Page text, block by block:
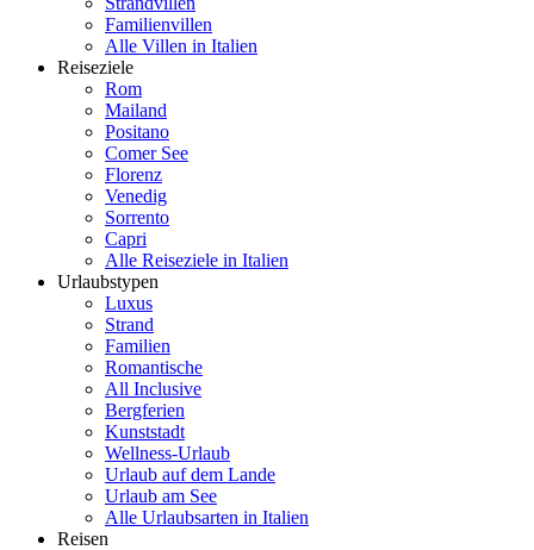
Familienvillen
Alle Villen in Italien
Reiseziele
Rom
Mailand
Positano
Comer See
Florenz
Venedig
Sorrento
Capri
Alle Reiseziele in Italien
Urlaubstypen
Luxus
Strand
Familien
Romantische
All Inclusive
Bergferien
Kunststadt
Wellness-Urlaub
Urlaub auf dem Lande
Urlaub am See
Alle Urlaubsarten in Italien
Reisen